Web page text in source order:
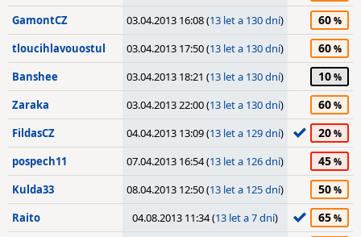
GamontCZ 03.04.2013 16:08 (13 let a 130 dní) 60
tloucihlavouostul 03.04.2013 17:50 (13 let a 130 dní) 60
Banshee 03.04.2013 18:21 (13 let a 130 dní) 10
Zaraka 03.04.2013 22:00 (13 let a 130 dní) 60
FildasCZ 04.04.2013 13:09 (13 let a 129 dní) 20
pospech11 07.04.2013 16:54 (13 let a 126 dní) 45
Kulda33 08.04.2013 12:50 (13 let a 125 dní) 50
Raito 04.08.2013 11:34 (13 let a 7 dní) 65